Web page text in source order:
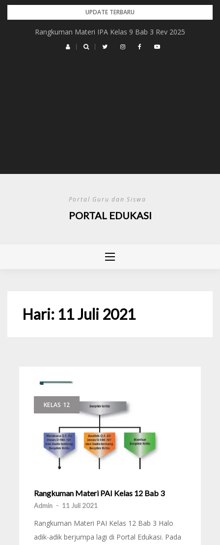
Skip
UPDATE TERBARU
Rangkuman Materi IPA Kelas 9 Bab 3 Rev 2025
Portal Guru dan Siswa
PORTAL EDUKASI
Hari: 11 Juli 2021
KELAS 12
Rangkuman Materi PAI Kelas 12 Bab 3
Admin - 11 Juli 2021
Rangkuman Materi PAI Kelas 12 Bab 3 Halo
adik-adik berjumpa lagi di Portal Edukasi. Pada